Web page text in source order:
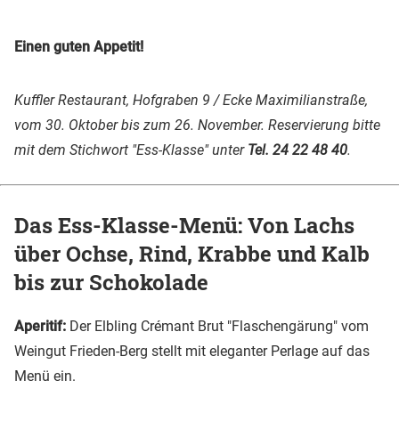
Einen guten Appetit!
Kuffler Restaurant, Hofgraben 9 / Ecke Maximilianstraße,
vom 30. Oktober bis zum 26. November. Reservierung bitte
mit dem Stichwort "Ess-Klasse" unter Tel. 24 22 48 40.
Das Ess-Klasse-Menü: Von Lachs
über Ochse, Rind, Krabbe und Kalb
bis zur Schokolade
Aperitif: Der Elbling Crémant Brut "Flaschengärung" vom
Weingut Frieden-Berg stellt mit eleganter Perlage auf das
Menü ein.